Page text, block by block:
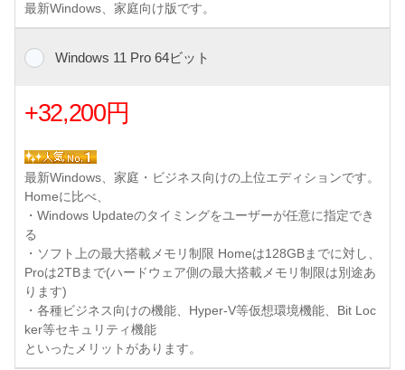
最新Windows、家庭向け版です。
Windows 11 Pro 64ビット
+32,200円
最新Windows、家庭・ビジネス向けの上位エディションです。
Homeに比べ、
・Windows Updateのタイミングをユーザーが任意に指定でき
る
・ソフト上の最大搭載メモリ制限 Homeは128GBまでに対し、
Proは2TBまで(ハードウェア側の最大搭載メモリ制限は別途あ
ります)
・各種ビジネス向けの機能、Hyper-V等仮想環境機能、Bit Loc
ker等セキュリティ機能
といったメリットがあります。